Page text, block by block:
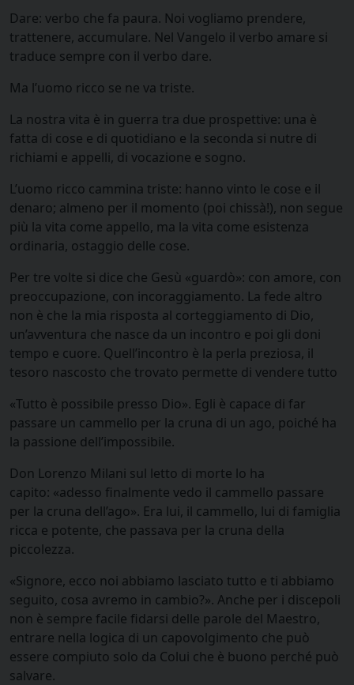
Dare: verbo che fa paura. Noi vogliamo prendere,
trattenere, accumulare. Nel Vangelo il verbo amare si
traduce sempre con il verbo dare.
Ma l’uomo ricco se ne va triste.
La nostra vita è in guerra tra due prospettive: una è
fatta di cose e di quotidiano e la seconda si nutre di
richiami e appelli, di vocazione e sogno.
L’uomo ricco cammina triste: hanno vinto le cose e il
denaro; almeno per il momento (poi chissà!), non segue
più la vita come appello, ma la vita come esistenza
ordinaria, ostaggio delle cose.
Per tre volte si dice che Gesù «guardò»: con amore, con
preoccupazione, con incoraggiamento. La fede altro
non è che la mia risposta al corteggiamento di Dio,
un’avventura che nasce da un incontro e poi gli doni
tempo e cuore. Quell’incontro è la perla preziosa, il
tesoro nascosto che trovato permette di vendere tutto
«Tutto è possibile presso Dio». Egli è capace di far
passare un cammello per la cruna di un ago, poiché ha
la passione dell’impossibile.
Don Lorenzo Milani sul letto di morte lo ha
capito: «adesso finalmente vedo il cammello passare
per la cruna dell’ago». Era lui, il cammello, lui di famiglia
ricca e potente, che passava per la cruna della
piccolezza.
«Signore, ecco noi abbiamo lasciato tutto e ti abbiamo
seguito, cosa avremo in cambio?». Anche per i discepoli
non è sempre facile fidarsi delle parole del Maestro,
entrare nella logica di un capovolgimento che può
essere compiuto solo da Colui che è buono perché può
salvare.